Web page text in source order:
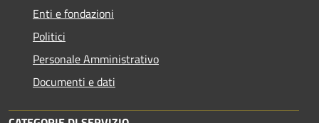
Enti e fondazioni
Politici
Personale Amministrativo
Documenti e dati